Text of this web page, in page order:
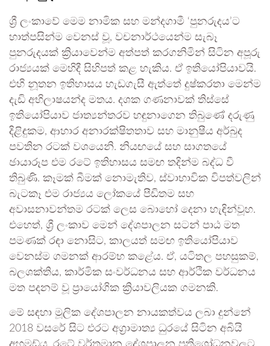
ශ්‍රී ලංකාවේ මෙම නාමික සහ මන්දගාමී ‘පුනරුදය’ට
හාත්පසින්ම වෙනස් වූ, වචනාර්ථයෙන්ම සැබෑ
පුනරුදයක් ක්‍රියාවෙන්ම අත්පත් කරගනිමින් සිටින අපූරු
රාජ්‍යයක් මෙහිදී සිහිපත් කළ හැකිය. ඒ ඉතියෝපියාවයි.
එහි නූතන ඉතිහාසය හැඩගැසී ඇත්තේ දුෂ්කරතා මෙන්ම
දැඩි අභිලාෂයන්ද මතය. දශක ගණනාවක් තිස්සේ
ඉතියෝපියාව ජාත්‍යන්තරව හඳුනාගෙන තිබුණේ දරුණු
දිළිඳුකම, ආහාර අනාරක්ෂිතතාව සහ මානුෂීය අර්බුද
පවතින රටක් වශයෙනි. නියඟයේ සහ සාගතයේ
ඡායාරූප එම රටේ ඉතිහාසය සමඟ තදින්ම බද්ධ වී
තිබුණි. කෑමක් බීමක් නොමැතිව, ස්වාභාවික විපත්වලින්
බැටකෑ එම රාජ්‍යය ලෝකයේ පීඩිතම සහ
අවාසනාවන්තම රටක් ලෙස බොහෝ දෙනා හැඳින්වූහ.
එහෙත්, ශ්‍රී ලංකාව මෙන් දේශපාලන සටන් පාඨ මත
පමණක් රඳා නොසිට, කාලයත් සමඟ ඉතියෝපියාව
වෙනස්ම ගමනක් ආරම්භ කළේය. ඒ, යටිතල පහසුකම්,
බලශක්තිය, කාර්මික සංවර්ධනය සහ ආර්ථික වර්ධනය
මත පදනම් වූ ප්‍රායෝගික ක්‍රියාවලියක ගමනකි.
මේ සඳහා මූලික දේශපාලන නායකත්වය ලබා දුන්නේ
2018 වසරේ සිට එරට අග්‍රාමාත්‍ය ධුරයේ සිටින අබියි